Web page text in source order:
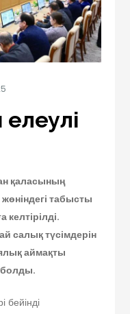
қаласының
табысты
келтірілді.
салық түсімдерін
аймақты
бейінді